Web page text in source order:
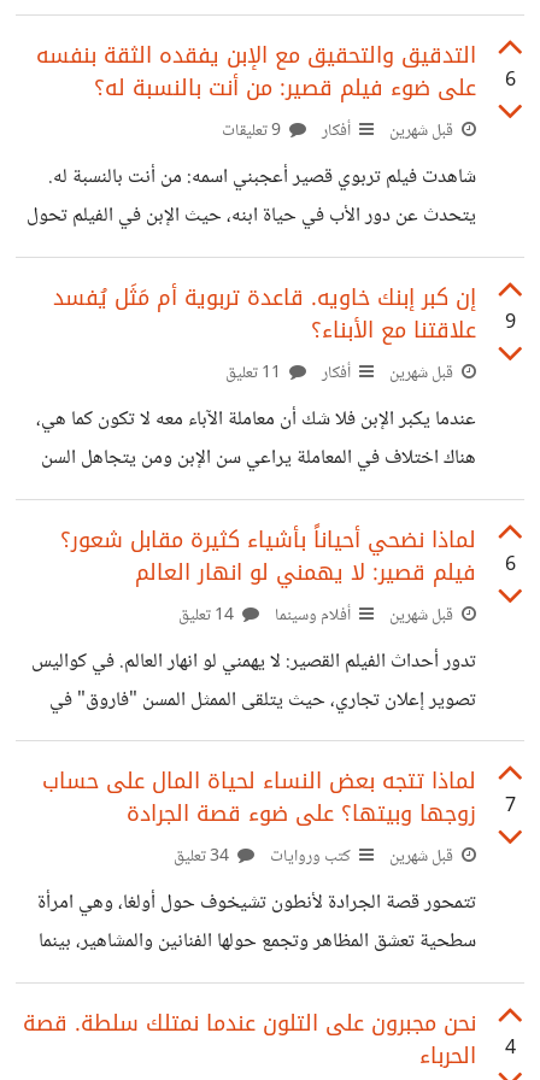
رحمة، بينما يرى محامٍ شاب أن الحياة بأي شكل أفضل من الموت.
يتطور النقاش إلى رهان مجنون بينهما..ليثبت كل شخص وجهة
نظره. بالأمس تم الحكم على شخص اغتصب طفل بعشر سنوات
سجن، ألقيت نظرة على التعليقات فوجدت من يرى أن العقوبة
شديدة ومستحقة وهناك آخرين يرون أنها هينة ويجب أن يعدم.
وهكذا تنقسم الآراء حول العقوبة الأشد قسوة إلى اتجاهين؛
6
التدقيق والتحقيق مع الإبن يفقده الثقة بنفسه
على ضوء فيلم قصير: من أنت بالنسبة له؟
قبل شهرين أفكار
شاهدت فيلم تربوي قصير أعجبني اسمه: من أنت بالنسبة له.
يتحدث عن دور الأب في حياة ابنه، حيث الإبن في الفيلم تحول
لشخص ضعيف الشخصية وهش ومتردد بسبب طريقة تربية أبوه
له، حيث كان يعامله دائماً بالتدقيق في جميع أحواله والتحقيق
معه. وينتهي الفيلم والأب عجوز نائم على الفراش والابن الذي
كبر يدخل عليه ويعاتبه بشكل مؤثر أنه كان يعد عليه أنفاسه وهو
صغير وجعله في النهاية شخصية ضعيفة غير قادر على أخذ قرار
واحد. لكن لو نظرنا للأمر بشكل
9
إن كبر إبنك خاويه. قاعدة تربوية أم مَثَل يُفسد
علاقتنا مع الأبناء؟
قبل شهرين أفكار
عندما يكبر الإبن فلا شك أن معاملة الآباء معه لا تكون كما هي،
هناك اختلاف في المعاملة يراعي سن الإبن ومن يتجاهل السن
يفاجئ بتصرفات لم يكن يحسب لها حساباً وربما يخسر ابنه.
ولكن يبقى الخلاف حول الطريقة التي ينبغي أن يعامل بها الإبن
عندما يكبر سنه ويفارق مرحلة الطفولة، فهناك من يرى أن أفضل
طريقة هي أن يعامل الإبن كأخ عملاً بمقولة: إن كبر ابنك خاويه.
يعني صاحبه تحدث معه وتعامل معه كصاحب، اخرج معه مثلاً
وشاركه يومه واهتماماته.
6
لماذا نضحي أحياناً بأشياء كثيرة مقابل شعور؟
فيلم قصير: لا يهمني لو انهار العالم
قبل شهرين أفلام وسينما
تدور أحداث الفيلم القصير: لا يهمني لو انهار العالم. في كواليس
تصوير إعلان تجاري، حيث يتلقى الممثل المسن "فاروق" في
ذروة حماسه لاستكمال العمل صدمة وفاة رفيق عمره المقرب،
فينهار تماماً ويرفض الاستمرار رغبةً في الذهاب لوداعه. رغم أنه
كان يحلم طوال عمره بالتمثيل وبهذه اللحظات التي يعيشها. في
ذلك الوقت كان جميع القائمين على العمل في ورطة وخسارة
كبيرة محتملة لو انسحب الممثل، ومنهم المنتجة التي تجد نفسها
في مأزق مالي ومهني كارثي إذا توقف التصوير. وأحد العاملين
7
لماذا تتجه بعض النساء لحياة المال على حساب
زوجها وبيتها؟ على ضوء قصة الجرادة
قبل شهرين كتب وروايات
تتمحور قصة الجرادة لأنطون تشيخوف حول أولغا، وهي امرأة
سطحية تعشق المظاهر وتجمع حولها الفنانين والمشاهير، بينما
تهمل زوجها الطبيب البسيط ديموف وتراه شخصاً عادياً ومملاً، بل
وتخونه. يصاب الزوج بمرض قاتل بسبب تفانيه في إنقاذ طفل،
وأثناء احتضاره يخبر الأطباء أولغا بأن زوجها كان عبقرياً حقيقياً
4
نحن مجبرون على التلون عندما نمتلك سلطة. قصة
الحرباء